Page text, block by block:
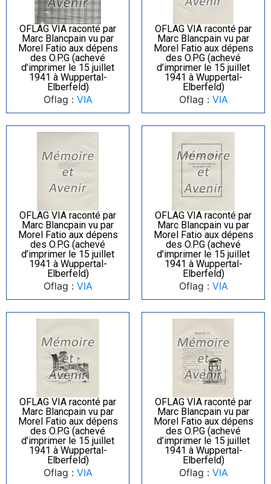
OFLAG VIA raconté par
Marc Blancpain vu par
Morel Fatio aux dépens
des O.P.G (achevé
d’imprimer le 15 juillet
1941 à Wuppertal-
Elberfeld)
Oflag : VIA
OFLAG VIA raconté par
Marc Blancpain vu par
Morel Fatio aux dépens
des O.P.G (achevé
d’imprimer le 15 juillet
1941 à Wuppertal-
Elberfeld)
Oflag : VIA
OFLAG VIA raconté par
Marc Blancpain vu par
Morel Fatio aux dépens
des O.P.G (achevé
d’imprimer le 15 juillet
1941 à Wuppertal-
Elberfeld)
Oflag : VIA
OFLAG VIA raconté par
Marc Blancpain vu par
Morel Fatio aux dépens
des O.P.G (achevé
d’imprimer le 15 juillet
1941 à Wuppertal-
Elberfeld)
Oflag : VIA
OFLAG VIA raconté par
Marc Blancpain vu par
Morel Fatio aux dépens
des O.P.G (achevé
d’imprimer le 15 juillet
1941 à Wuppertal-
Elberfeld)
Oflag : VIA
OFLAG VIA raconté par
Marc Blancpain vu par
Morel Fatio aux dépens
des O.P.G (achevé
d’imprimer le 15 juillet
1941 à Wuppertal-
Elberfeld)
Oflag : VIA